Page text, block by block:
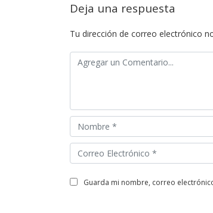
Deja una respuesta
Tu dirección de correo electrónico
guarda mi nombre, correo